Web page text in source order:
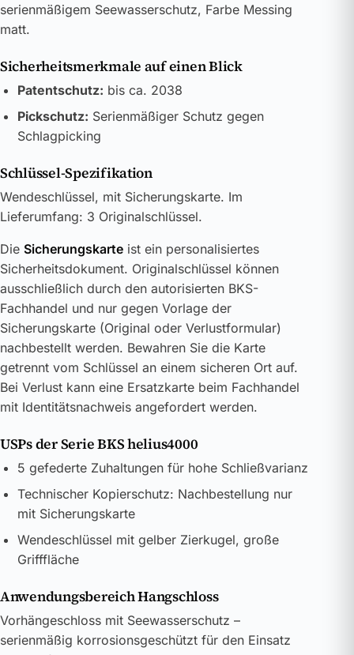
serienmäßigem Seewasserschutz, Farbe Messing
matt.
Sicherheitsmerkmale auf einen Blick
Patentschutz: bis ca. 2038
Pickschutz: Serienmäßiger Schutz gegen
Schlagpicking
Schlüssel-Spezifikation
Wendeschlüssel, mit Sicherungskarte. Im
Lieferumfang: 3 Originalschlüssel.
Die Sicherungskarte ist ein personalisiertes
Sicherheitsdokument. Originalschlüssel können
ausschließlich durch den autorisierten BKS-
Fachhandel und nur gegen Vorlage der
Sicherungskarte (Original oder Verlustformular)
nachbestellt werden. Bewahren Sie die Karte
getrennt vom Schlüssel an einem sicheren Ort auf.
Bei Verlust kann eine Ersatzkarte beim Fachhandel
mit Identitätsnachweis angefordert werden.
USPs der Serie BKS helius4000
5 gefederte Zuhaltungen für hohe Schließvarianz
Technischer Kopierschutz: Nachbestellung nur
mit Sicherungskarte
Wendeschlüssel mit gelber Zierkugel, große
Grifffläche
Anwendungsbereich Hangschloss
Vorhängeschloss mit Seewasserschutz –
serienmäßig korrosionsgeschützt für den Einsatz